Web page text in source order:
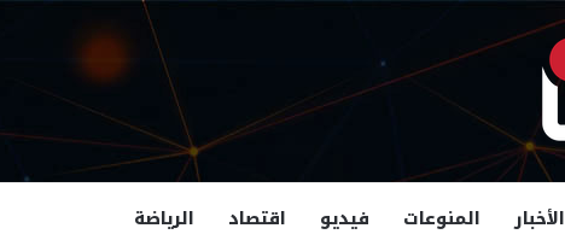
الأخبار المنوعات فيديو اقتصاد الرياضة